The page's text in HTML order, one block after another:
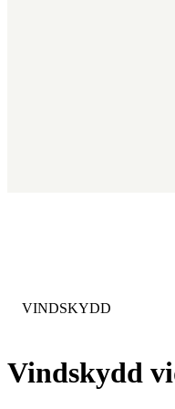
Vindskydd
KATEGORI:
VINDSKYDD